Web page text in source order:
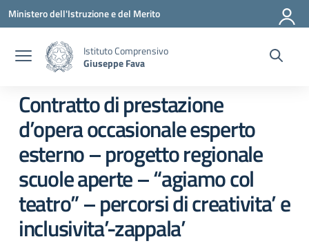
Vai ai contenuti
Vai al menu di navigazione
Vai al footer
Ministero dell'Istruzione e del Merito
Istituto Comprensivo
Giuseppe Fava
Contratto di prestazione
d’opera occasionale esperto
esterno – progetto regionale
scuole aperte – “agiamo col
teatro” – percorsi di creativita’ e
inclusivita’-zappala’